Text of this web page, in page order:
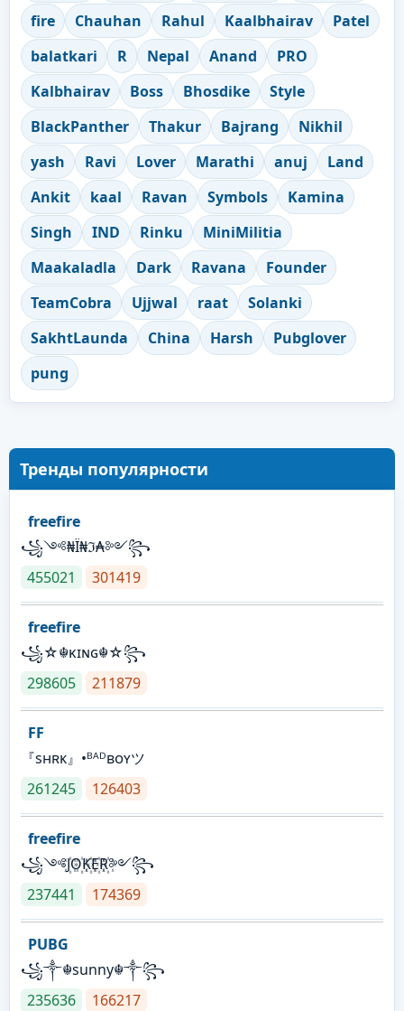
fire Chauhan Rahul Kaalbhairav
Patel
balatkari
R Nepal Anand
PRO
Kalbhairav
Boss Bhosdike
Style
BlackPanther
Thakur Bajrang
Nikhil
yash
Ravi Lover Marathi anuj
Land
Ankit
kaal Ravan Symbols
Kamina
Singh
IND Rinku
MiniMilitia
Maakaladla
Dark Ravana
Founder
TeamCobra
Ujjwal raat
Solanki
SakhtLaunda
China Harsh
Pubglover
pung
Тренды популярности
freefire
꧁༺₦Ї₦ℑ₳༻꧂
455021
301419
freefire
꧁☆☬κɪɴɢ☬☆꧂
298605
211879
FF
『sʜʀᴋ』•ᴮᴬᴰʙᴏʏツ
261245
126403
freefire
꧁༺J꙰O꙰K꙰E꙰R꙰༻꧂
237441
174369
PUBG
꧁༒☬sunny☬༒꧂
235636
166217